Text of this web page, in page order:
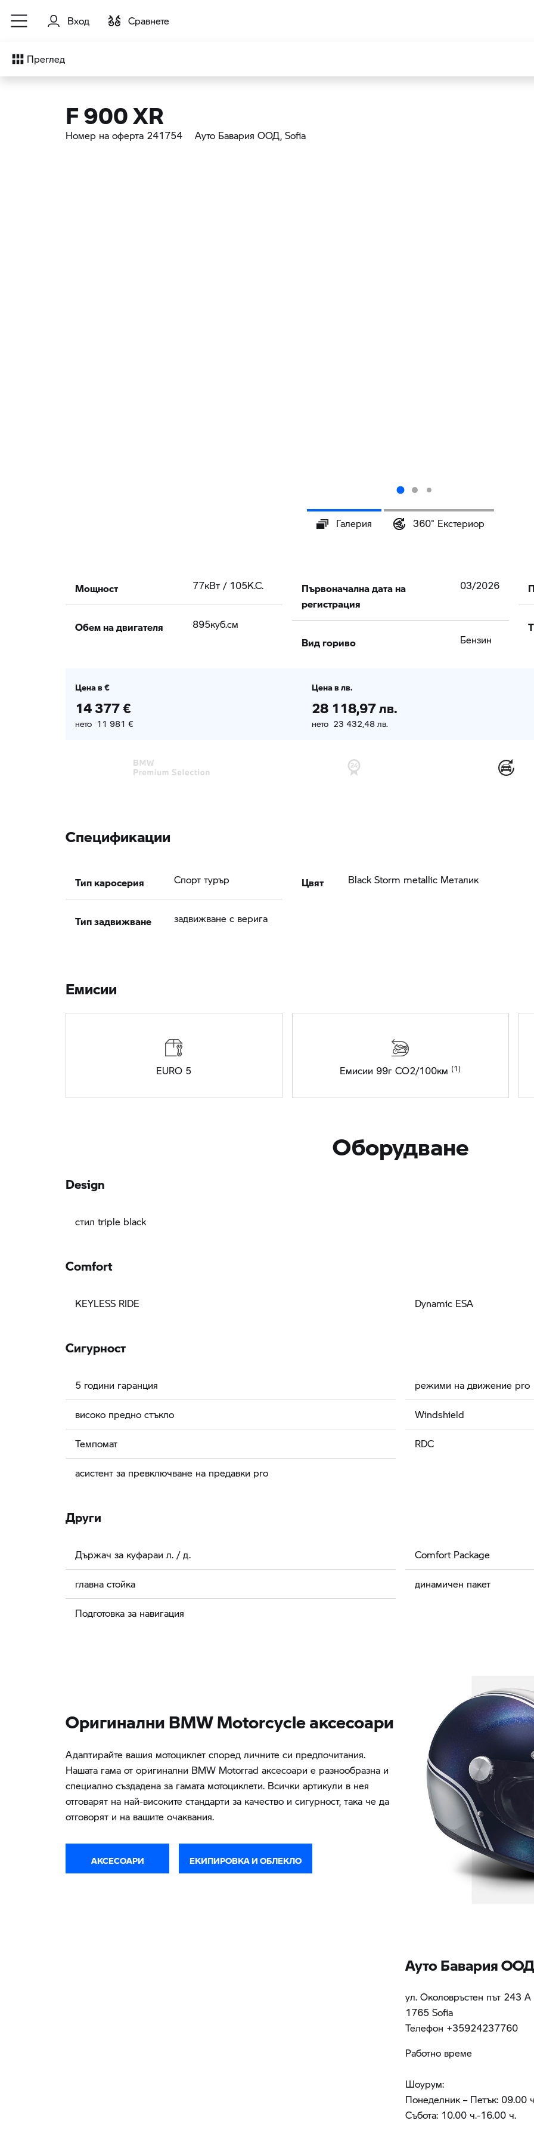
Към основното съдържание
Вход Cравнете
Преглед
F 900 XR
Номер на оферта 241754 Ауто Бавария ООД, Sofia
Галерия 360° Eкстериор
Мощност 77кВт / 105К.С.
Обем на двигателя 895куб.cм
Първоначална дата на
регистрация
03/2026
Вид гориво Бензин
Цена в €
14 377 €
нето 11 981 €
Цена в лв.
28 118,97 лв.
нето 23 432,48 лв.
Спецификации
Тип каросерия Спорт турър
Тип задвижване задвижване с верига
Цвят Black Storm metallic Meталик
Eмисии
EURO 5 Емисии 99г CO2/100км
Оборудване
Design
стил triple black
Comfort
KEYLESS RIDE Dynamic ESA
Сигурност
5 години гаранция
високо предно стъкло
Темпомат
асистент за превключване на предавки pro
режими на движение pro
Windshield
RDC
Други
Държач за куфараи л. / д.
главна стойка
Подготовка за навигация
Comfort Package
динамичен пакет
Oригинални BMW Motorcycle аксесоари
Адаптирайте вашия мотоциклет според личните си предпочитания.
Нашата гама от оригинални BMW Motorrad аксесоари е разнообразна и
специално създадена за гамата мотоциклети. Всички артикули в нея
отговарят на най-високите стандарти за качество и сигурност, така че да
отговорят и на вашите очаквания.
АКСЕСОАРИ ЕКИПИРОВКА И ОБЛЕКЛО
Ауто Бавария ООД
ул. Околовръстен път 243 А
1765 Sofia
Teлефон +35924237760
Работно време
Шоурум:
Понеделник – Петък: 09.00
Събота: 10.00 ч.-16.00 ч.